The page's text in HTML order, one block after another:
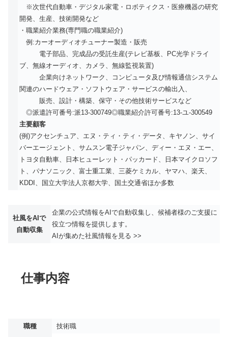
※次世代自動車・デジタル家電・ロボティクス・医療機器の研究
開発、生産、技術開発など
・職業紹介業務(専門職の職業紹介)
例:カーオーディオチューナー製造・販売
電子部品、完成品の受託生産(テレビ基板、PC光学ドライ
ブ、無線オーディオ、カメラ、無線監視装置)
企業向けネットワーク、コンピュータ及び情報通信システム
関連のハードウェア・ソフトウェア・サービスの輸出入、
販売、設計・構築、保守・その他技術サービスなど
◎派遣許可番号:派13-300749◎職業紹介許可番号:13-ユ-300549
主要顧客
(例)アクセンチュア、エヌ・ティ・ティ・データ、キヤノン、サイ
バーエージェント、サムスン電子ジャパン、ディー・エヌ・エー、
トヨタ自動車、日本ヒューレット・パッカード、日本マイクロソフ
ト、パナソニック、富士重工業、三菱ケミカル、ヤマハ、楽天、
KDDI、国立大学法人京都大学、国土交通省ほか多数
社風をAIで
自動収集
企業の公式情報をAIで自動収集し、候補者様のご支援に
役立つ情報を提供します。
AIが集めた社風情報を見る >>
仕事内容
職種 技術職